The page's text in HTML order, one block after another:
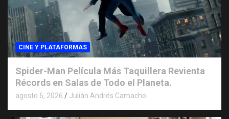
CINE Y PLATAFORMAS
Spider-Man Película Más Taquillera Revienta
Récords en Salas de Todo el Planeta.
agosto 6, 2026 Julián Andrés Camacho